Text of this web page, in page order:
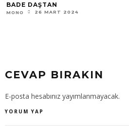
BADE DAŞTAN
MONO 26 MART 2024
CEVAP BIRAKIN
E-posta hesabınız yayımlanmayacak.
YORUM YAP